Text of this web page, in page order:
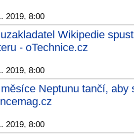
2019, 8:00
Wikipedie
- oTechnice.cz
2019, 8:00
Neptunu tančí, aby
2019, 8:00